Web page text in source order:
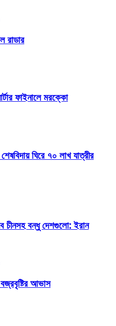
রাডার
ফাইনালে মরক্কো
ঘিরে ৭০ লাখ যাত্রীর
চীনসহ বন্ধু দেশগুলো: ইরান
আভাস